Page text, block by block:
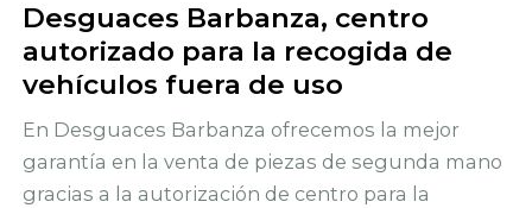
Desguaces Barbanza, centro
autorizado para la recogida de
vehículos fuera de uso
En Desguaces Barbanza ofrecemos la mejor
garantía en la venta de piezas de segunda mano
gracias a la autorización de centro para la